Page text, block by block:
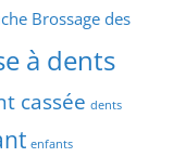
Brossage des
à dents
cassée dents
enfants